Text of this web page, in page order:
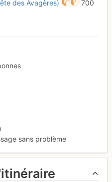
des Avagères)
700
sans problème